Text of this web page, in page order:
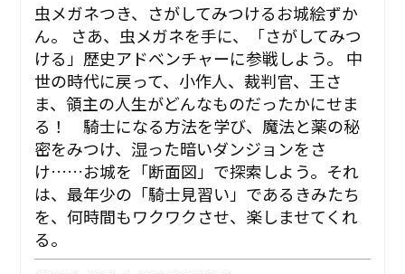
虫メガネつき、さがしてみつけるお城絵ずか
ん。 さあ、虫メガネを手に、「さがしてみつ
ける」歴史アドベンチャーに参戦しよう。 中
世の時代に戻って、小作人、裁判官、王さ
ま、領主の人生がどんなものだったかにせま
る！ 騎士になる方法を学び、魔法と薬の秘
密をみつけ、湿った暗いダンジョンをさ
け……お城を「断面図」で探索しよう。それ
は、最年少の「騎士見習い」であるきみたち
を、何時間もワクワクさせ、楽しませてくれ
る。